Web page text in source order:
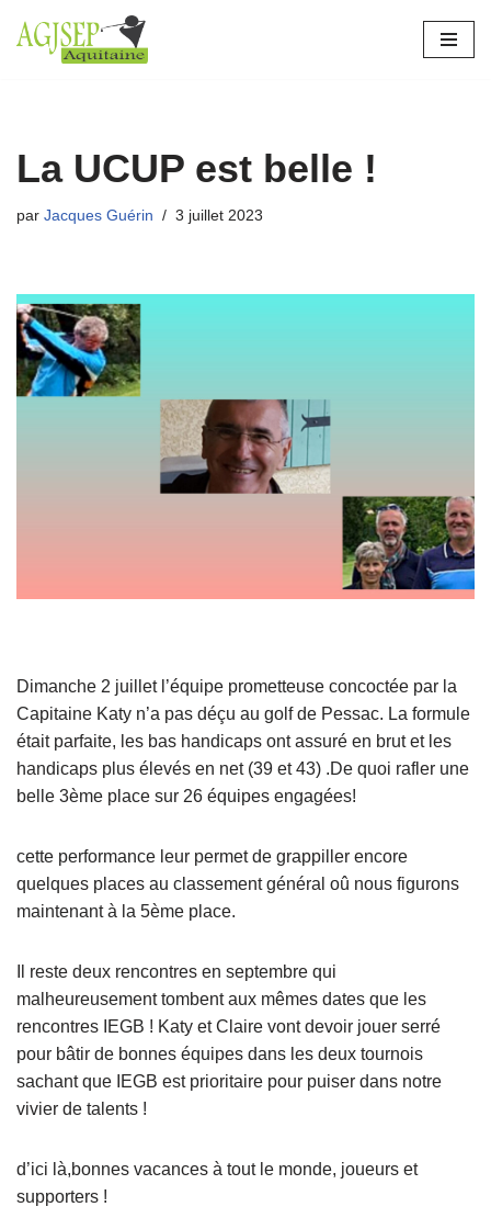
Aller
La UCUP est belle !
par Jacques Guérin 3 juillet 2023
Dimanche 2 juillet l’équipe prometteuse concoctée par la
Capitaine Katy n’a pas déçu au golf de Pessac. La formule
était parfaite, les bas handicaps ont assuré en brut et les
handicaps plus élevés en net (39 et 43) .De quoi rafler une
belle 3ème place sur 26 équipes engagées!
cette performance leur permet de grappiller encore
quelques places au classement général oû nous figurons
maintenant à la 5ème place.
Il reste deux rencontres en septembre qui
malheureusement tombent aux mêmes dates que les
rencontres IEGB ! Katy et Claire vont devoir jouer serré
pour bâtir de bonnes équipes dans les deux tournois
sachant que IEGB est prioritaire pour puiser dans notre
vivier de talents !
d’ici là,bonnes vacances à tout le monde, joueurs et
supporters !